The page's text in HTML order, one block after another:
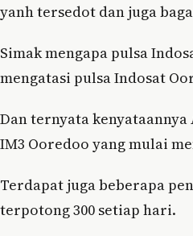
yanh tersedot dan juga
Simak mengapa pulsa
mengatasi pulsa Indosat
Dan ternyata
IM3 Ooredoo yang mulai
Terdapat juga beberapa
terpotong 300 setiap hari.